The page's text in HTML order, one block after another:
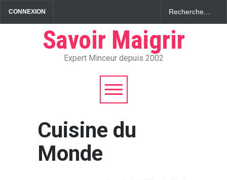
CONNEXION
Savoir Maigrir
Expert Minceur depuis 2002
Cuisine du
Monde